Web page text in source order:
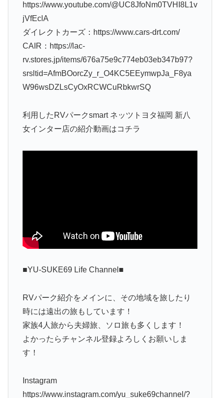
https://www.youtube.com/@UC8JfoNm0TVHI8L1v
jVfEclA
ダイレクトカーズ：https://www.cars-drt.com/
CAIR：https://lac-
rv.stores.jp/items/676a75e9c774eb03eb347b97?
srsltid=AfmBOorcZy_r_O4KC5EEymwpJa_F8ya
W96wsDZLsCyOxRCWCuRbkwrSQ
利用したRVパークsmart ネッツトヨタ福岡 新八
女インター店の紹介動画はコチラ
■YU-SUKE69 Life Channel■
RVパーク紹介をメインに、その地域を旅したり
時には遠出の旅もしています！
家族4人旅から夫婦旅、ソロ旅も多くします！
よかったらチャンネル登録よろしくお願いしま
す！
Instagram
https://www.instagram.com/yu_suke69channel/?